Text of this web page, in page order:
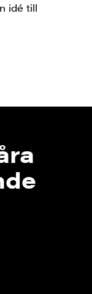
idé till